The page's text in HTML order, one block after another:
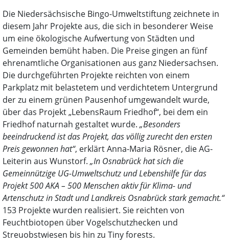
Die Niedersächsische Bingo-Umweltstiftung zeichnete in
diesem Jahr Projekte aus, die sich in besonderer Weise
um eine ökologische Aufwertung von Städten und
Gemeinden bemüht haben. Die Preise gingen an fünf
ehrenamtliche Organisationen aus ganz Niedersachsen.
Die durchgeführten Projekte reichten von einem
Parkplatz mit belastetem und verdichtetem Untergrund
der zu einem grünen Pausenhof umgewandelt wurde,
über das Projekt „LebensRaum Friedhof“, bei dem ein
Friedhof naturnah gestaltet wurde. „Besonders
beeindruckend ist das Projekt, das völlig zurecht den ersten
Preis gewonnen hat“, erklärt Anna-Maria Rösner, die AG-
Leiterin aus Wunstorf. „In Osnabrück hat sich die
Gemeinnützige UG-Umweltschutz und Lebenshilfe für das
Projekt 500 AKA – 500 Menschen aktiv für Klima- und
Artenschutz in Stadt und Landkreis Osnabrück stark gemacht.“
153 Projekte wurden realisiert. Sie reichten von
Feuchtbiotopen über Vogelschutzhecken und
Streuobstwiesen bis hin zu Tiny forests.